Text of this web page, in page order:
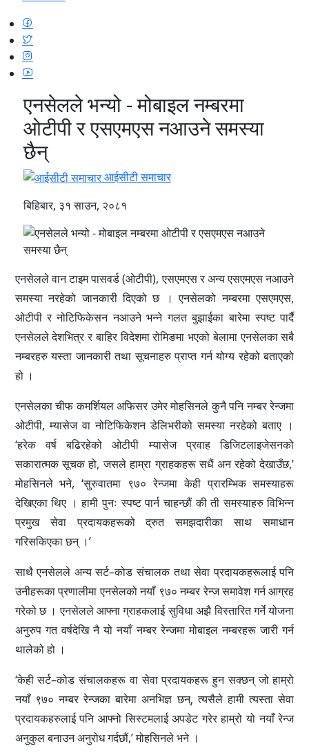
एनसेलले भन्यो - मोबाइल नम्बरमा
ओटीपी र एसएमएस नआउने समस्या
छैन्
आईसीटी समाचार
बिहिबार, ३१ साउन, २०८१
एनसेलले वान टाइम पासवर्ड (ओटीपी), एसएमएस र अन्य एसएमएस नआउने
समस्या नरहेको जानकारी दिएको छ । एनसेलको नम्बरमा एसएमएस,
ओटीपी र नोटिफिकेसन नआउने भन्ने गलत बुझाईका बारेमा स्पष्ट पार्दै
एनसेलले देशभित्र र बाहिर विदेशमा रोमिङमा भएको बेलामा एनसेलका सबै
नम्बरहरु यस्ता जानकारी तथा सूचनाहरु प्राप्त गर्न योग्य रहेको बताएको
हो ।
एनसेलका चीफ कमर्शियल अफिसर उमेर मोहसिनले कुनै पनि नम्बर रेन्जमा
ओटीपी, म्यासेज वा नोटिफिकेशन डेलिभरीको समस्या नरहेको बताए ।
‘हरेक वर्ष बढिरहेको ओटीपी म्यासेज प्रवाह डिजिटलाइजेसनको
सकारात्मक सूचक हो, जसले हाम्रा ग्राहकहरू सधैं अन रहेको देखाउँछ,’
मोहसिनले भने, ‘सुरुवातमा ९७० रेन्जमा केही प्रारम्भिक समस्याहरू
देखिएका थिए । हामी पुनः स्पष्ट पार्न चाहन्छौं की ती समस्याहरु विभिन्न
प्रमुख सेवा प्रदायकहरूको द्रुत समझदारीका साथ समाधान
गरिसकिएका छन् ।’
साथै एनसेलले अन्य सर्ट–कोड संचालक तथा सेवा प्रदायकहरूलाई पनि
उनीहरूका प्रणालीमा एनसेलको नयाँ ९७० नम्बर रेन्ज समावेश गर्न आग्रह
गरेको छ । एनसेलले आफ्ना ग्राहकलाई सुविधा अझै विस्तारित गर्ने योजना
अनुरुप गत वर्षदेखि नै यो नयाँ नम्बर रेन्जमा मोबाइल नम्बरहरू जारी गर्न
थालेको हो ।
‘केही सर्ट–कोड संचालकहरू वा सेवा प्रदायकहरू हुन सक्छन् जो हाम्रो
नयाँ ९७० नम्बर रेन्जका बारेमा अनभिज्ञ छन्, त्यसैले हामी त्यस्ता सेवा
प्रदायकहरुलाई पनि आफ्नो सिस्टमलाई अपडेट गरेर हाम्रो यो नयाँ रेन्ज
अनुकुल बनाउन अनुरोध गर्दछौं,’ मोहसिनले भने ।